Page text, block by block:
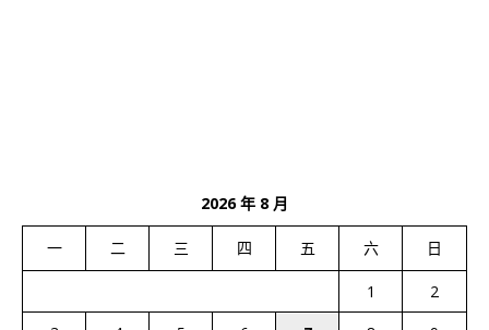
2026 年 8 月
一 二 三 四 五 六 日
1
2